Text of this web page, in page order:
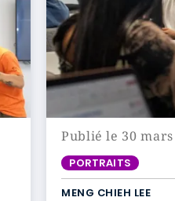
Publié le 30 mars
PORTRAITS
MENG CHIEH LEE